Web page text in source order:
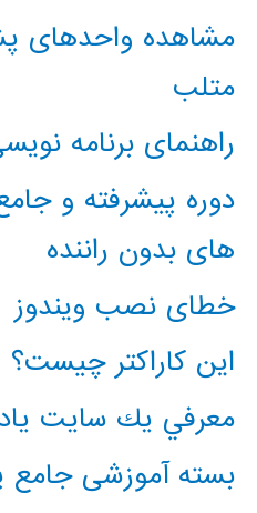
مشاهده واحدهای
متلب
راهنمای برنامه
دوره پیشرفته و
های بدون راننده
خطای نصب ویندوز
این کاراکتر چیست؟ 65279
معرفي يك سايت
بسته آموزشی